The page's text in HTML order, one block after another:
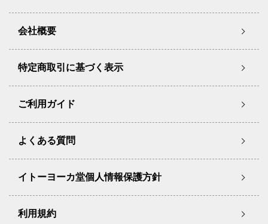
会社概要
特定商取引に基づく表示
ご利用ガイド
よくある質問
イトーヨーカ堂個人情報保護方針
利用規約